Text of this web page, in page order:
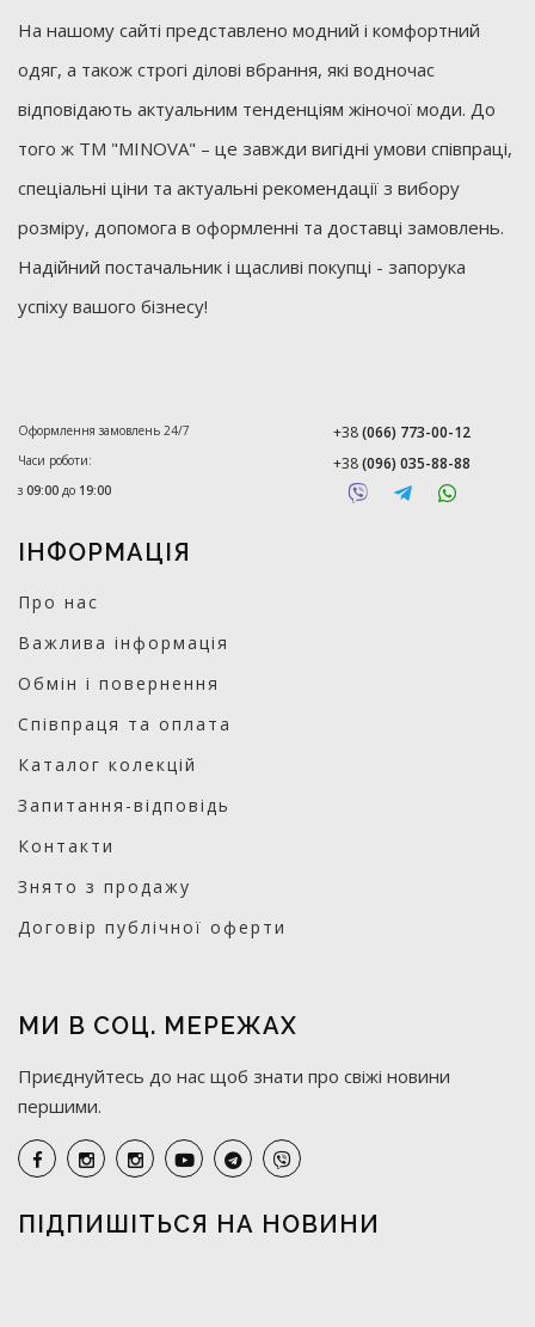
На нашому сайті представлено модний і комфортний
одяг, а також строгі ділові вбрання, які водночас
відповідають актуальним тенденціям жіночої моди. До
того ж ТМ "MINOVA" – це завжди вигідні умови співпраці,
спеціальні ціни та актуальні рекомендації з вибору
розміру, допомога в оформленні та доставці замовлень.
Надійний постачальник і щасливі покупці - запорука
успіху вашого бізнесу!
Оформлення замовлень 24/7
Часи роботи:
з 09:00 до 19:00
+38(066) 773-00-12
+38(096) 035-88-88
ІНФОРМАЦІЯ
Про нас
Важлива інформація
Обмін і повернення
Співпраця та оплата
Каталог колекцій
Запитання-відповідь
Контакти
Знято з продажу
Договір публічної оферти
МИ В СОЦ. МЕРЕЖАХ
Приєднуйтесь до нас щоб знати про свіжі новини
першими.
ПІДПИШІТЬСЯ НА НОВИНИ